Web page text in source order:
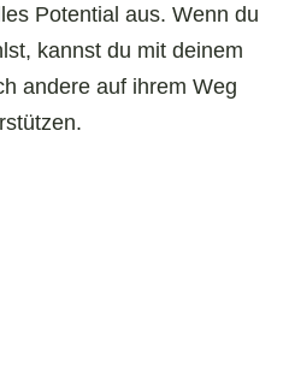
Potential aus. Wenn du
kannst du mit deinem
andere auf ihrem Weg